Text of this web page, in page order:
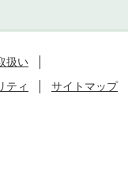
扱い
ティ サイトマップ